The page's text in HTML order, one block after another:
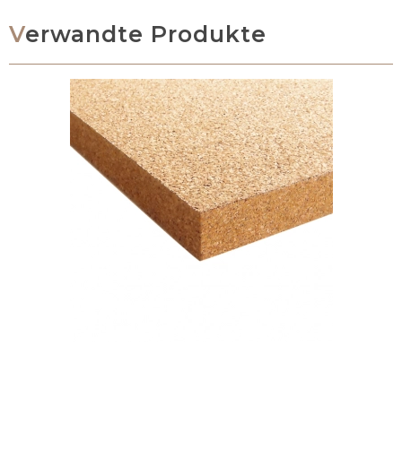
Verwandte Produkte